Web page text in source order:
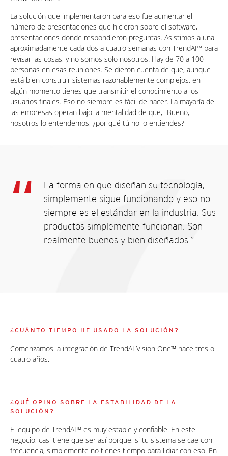
La solución que implementaron para eso fue aumentar el
número de presentaciones que hicieron sobre el software,
presentaciones donde respondieron preguntas. Asistimos a una
aproximadamente cada dos a cuatro semanas con TrendAI™ para
revisar las cosas, y no somos solo nosotros. Hay de 70 a 100
personas en esas reuniones. Se dieron cuenta de que, aunque
está bien construir sistemas razonablemente complejos, en
algún momento tienes que transmitir el conocimiento a los
usuarios finales. Eso no siempre es fácil de hacer. La mayoría de
las empresas operan bajo la mentalidad de que, "Bueno,
nosotros lo entendemos, ¿por qué tú no lo entiendes?"
La forma en que diseñan su tecnología,
simplemente sigue funcionando y eso no
siempre es el estándar en la industria. Sus
productos simplemente funcionan. Son
realmente buenos y bien diseñados.”
¿CUÁNTO TIEMPO HE USADO LA SOLUCIÓN?
Comenzamos la integración de TrendAI Vision One™ hace tres o
cuatro años.
¿QUÉ OPINO SOBRE LA ESTABILIDAD DE LA
SOLUCIÓN?
El equipo de TrendAI™ es muy estable y confiable. En este
negocio, casi tiene que ser así porque, si tu sistema se cae con
frecuencia, simplemente no tienes tiempo para lidiar con eso. En